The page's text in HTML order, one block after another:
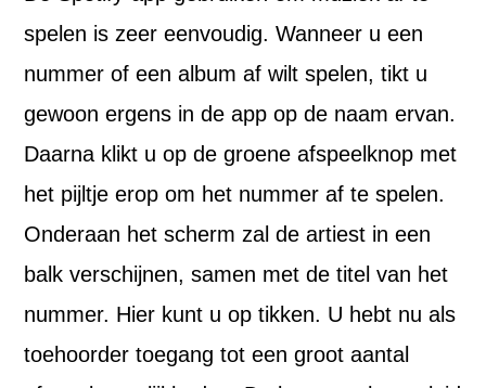
spelen is zeer eenvoudig. Wanneer u een
nummer of een album af wilt spelen, tikt u
gewoon ergens in de app op de naam ervan.
Daarna klikt u op de groene afspeelknop met
het pijltje erop om het nummer af te spelen.
Onderaan het scherm zal de artiest in een
balk verschijnen, samen met de titel van het
nummer. Hier kunt u op tikken. U hebt nu als
toehoorder toegang tot een groot aantal